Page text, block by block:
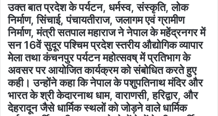
उक्त बात प्रदेश के पर्यटन, धर्मस्व, संस्कृति, लोक
निर्माण, सिंचाई, पंचायतीराज, जलागम एवं ग्रामीण
निर्माण, मंत्री सतपाल महाराज ने नेपाल के महेंद्रनगर में
सन 16वें सुदूर पश्चिम प्रदेश स्तरीय औद्योगिक व्यापार
मेला तथा कंचनपुर पर्यटन महोत्सवष् में प्रतिभाग के
अवसर पर आयोजित कार्यक्रम को संबोधित करते हुए
कही। उन्होंने कहा कि नेपाल के पशुपतिनाथ मंदिर और
भारत के श्री केदारनाथ धाम, वाराणसी, हरिद्वार, और
देहरादून जैसे धार्मिक स्थलों को जोड़ने वाले धार्मिक